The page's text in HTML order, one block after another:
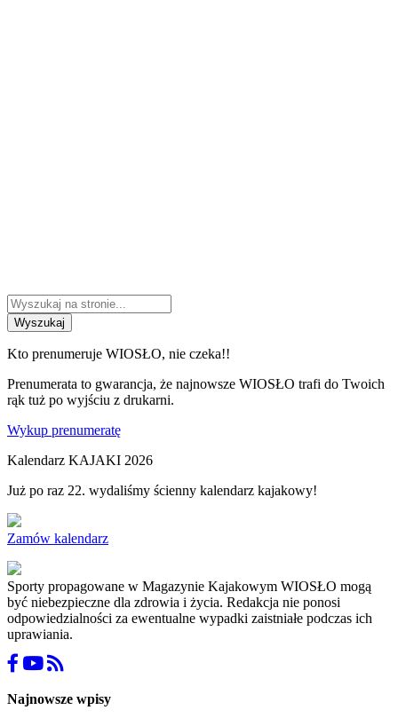
Wyszukaj
Kto prenumeruje WIOSŁO, nie czeka!!
Prenumerata to gwarancja, że najnowsze WIOSŁO trafi do Twoich
rąk tuż po wyjściu z drukarni.
Wykup prenumeratę
Kalendarz KAJAKI 2026
Już po raz 22. wydaliśmy ścienny kalendarz kajakowy!
Zamów kalendarz
Sporty propagowane w Magazynie Kajakowym WIOSŁO mogą
być niebezpieczne dla zdrowia i życia. Redakcja nie ponosi
odpowiedzialności za ewentualne wypadki zaistniałe podczas ich
uprawiania.
Najnowsze wpisy